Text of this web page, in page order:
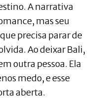
A narrativa
mas seu
precisa parar de
Ao deixar Bali,
outra pessoa. Ela
medo, e esse
aberta.